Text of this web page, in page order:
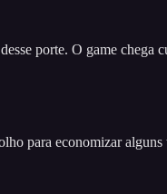
porte. O game chega
para economizar